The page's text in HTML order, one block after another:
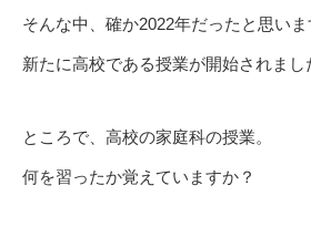
そんな中、確か2022年だったと思いま
新たに高校である授業が開始されまし
ところで、高校の家庭科の授業。
何を習ったか覚えていますか？